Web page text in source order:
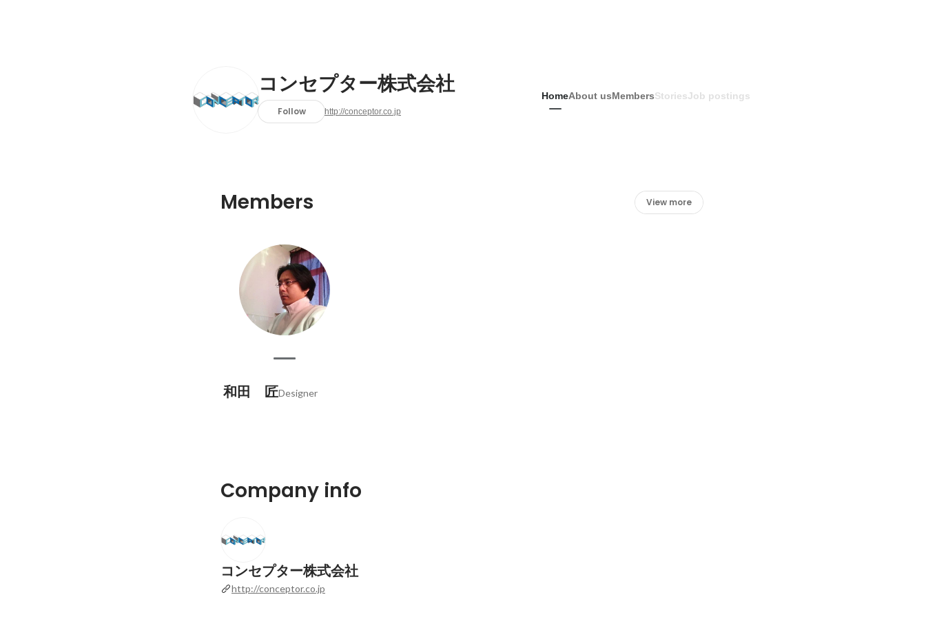
コンセプター株式会社
Follow http://conceptor.co.jp
HomeAbout usMembersStoriesJob postings
Members View more
和田 匠Designer
Company info
コンセプター株式会社
http://conceptor.co.jp